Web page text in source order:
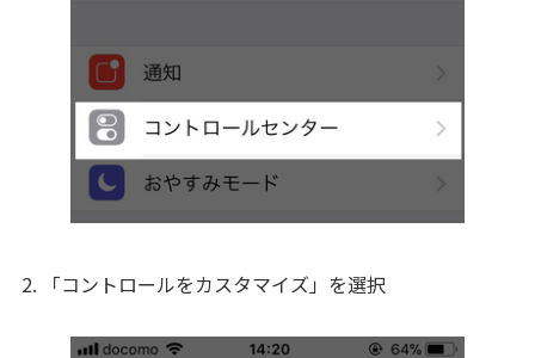
2. 「コントロールをカスタマイズ」を選択